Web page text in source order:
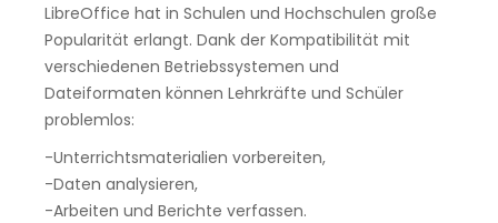
LibreOffice hat in Schulen und Hochschulen große
Popularität erlangt. Dank der Kompatibilität mit
verschiedenen Betriebssystemen und
Dateiformaten können Lehrkräfte und Schüler
problemlos:
-Unterrichtsmaterialien vorbereiten,
-Daten analysieren,
-Arbeiten und Berichte verfassen.